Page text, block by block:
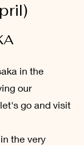
in the
our
go and visit
the very